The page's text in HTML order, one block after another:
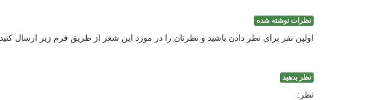
نظرات نوشته شده
اولین نفر برای نظر دادن باشید و نظرتان را در مورد این شعر از طریق فرم زیر ارسال کنید.
نظر بدهید
نظر: